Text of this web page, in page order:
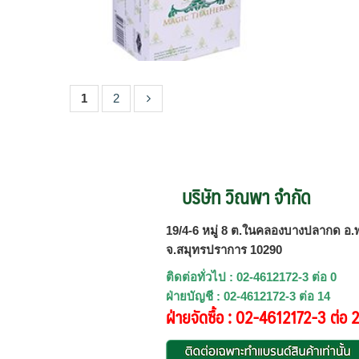
1 2
บริษัท วิณพา จำกัด
19/4-6 หมู่ 8 ต.ในคลองบางปลากด อ.
จ.สมุทรปราการ 10290
ติดต่อทั่วไป : 02-4612172-3 ต่อ 0
ฝ่ายบัญชี : 02-4612172-3 ต่อ 14
ฝ่ายจัดซื้อ : 02-4612172-3 ต่อ